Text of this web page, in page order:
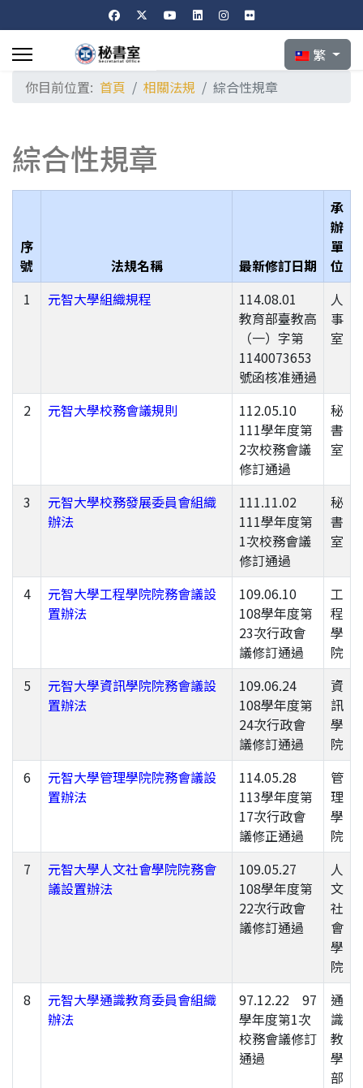
選擇你的語言
繁
你目前位置: 首頁 相關法規 綜合性規章
綜合性規章
序
號
法規名稱 最新修訂日期
承
辦
單
位
1
元智大學組織規程
114.08.01
教育部臺教高
（一）字第
1140073653
號函核准通過
人
事
室
2 元智大學校務會議規則
112.05.10
111學年度第
2次校務會議
修訂通過
秘
書
室
3
元智大學校務發展委員會組織
辦法
111.11.02
111學年度第
1次校務會議
修訂通過
秘
書
室
4
元智大學工程學院院務會議設
置辦法
109.06.10
108學年度第
23次行政會
議修訂通過
工
程
學
院
5
元智大學資訊學院院務會議設
置辦法
109.06.24
108學年度第
24次行政會
議修訂通過
資
訊
學
院
6
元智大學管理學院院務會議設
置辦法
114.05.28
113學年度第
17次行政會
議修正通過
管
理
學
院
7
元智大學人文社會學院院務會
議設置辦法
109.05.27
108學年度第
22次行政會
議修訂通過
人
文
社
會
學
院
8
元智大學通識教育委員會組織
辦法
97.12.22 97
學年度第1次
校務會議修訂
通過
通
識
教
學
部